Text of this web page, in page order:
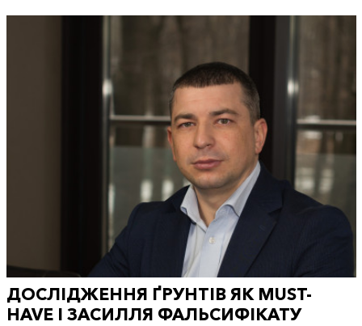
ДОСЛІДЖЕННЯ ҐРУНТІВ ЯК MUST-
HAVE І ЗАСИЛЛЯ ФАЛЬСИФІКАТУ